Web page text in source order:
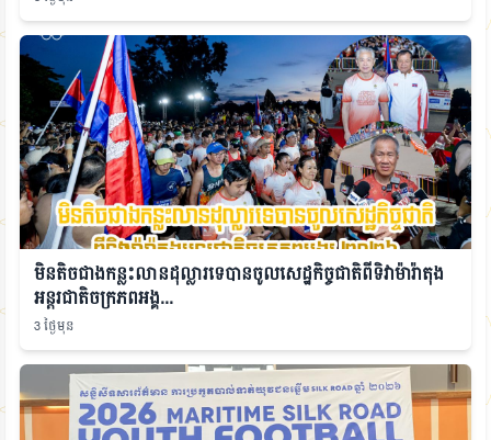
មិនតិចជាងកន្លះលានដុល្លារទេបានចូលសេដ្ឋកិច្ចជាតិពីទិវាម៉ារ៉ាតុង
អន្តរជាតិចក្រភពអង្គ...
3 ថ្ងៃមុន